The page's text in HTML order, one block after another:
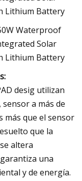
desig utilizan
a más de
más que el sensor
que la
altera
una
y de energía.